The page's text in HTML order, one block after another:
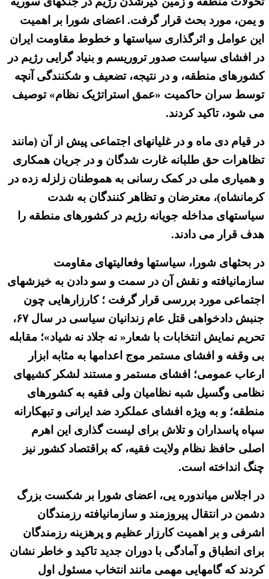
و یمن، مورد بحث قرار گرفت. اعضای شورا بر اهمیت
این عوامل و اثرگذاری سیاستها و خطوط مقاومت ایران
در افشای سیاست صدور تروریسم و بنیاد گرایی رژیم در
کشورهای منطقه، و در نتیجه، تضعیف و شکنندگی آنچه
توسط سران حاکمیت «عمق استراتژیک نظام» توصیف
می شود، تاکید کردند.
در قیام دی ماه و در غلیانهای اجتماعی پیش از آن (مانند
تظاهرات حق طلبانه غارت شدگان و در جریان همکاری
و همیاری ملی در کمک رسانی به هموطنان زلزله زده در
کرمانشاه)، معترضان و تظاهر کنندگان به شدت
سیاستهای مداخله جویانه رژیم در کشورهای منطقه را
هدف قرار می دادند.
در بحثهای شورا، سیاستها وفعالیتهای مقاومت
سازمانیافته و نقش آن در سمت و سو دادن به خیزشهای
اجتماعی مورد بررسی قرار گرفت ؛ کارزارهایی چون
جنبش دادخواهی قتل عام زندانیان سیاسی در سال ۶۷،
تحریم نمایش انتخابات با شعار« نه جلاد نه شیاد»؛ مقابله
بی وقفه و افشای مستمر موج اعدامها به مثابه ابزار
ارعاب عمومی؛ افشای مستمر و مستند لشکر کشیهای
نظامی وگسیل شبه نظامیان ولی فقیه به کشورهای
منطقه؛ و به ویژه افشای عملکرد ضد ایرانی و تبهکارانه
سپاه پاسداران و تلاش برای لیست گذاری این اهرم
اصلی حافظ نظام ولایت فقیه، که براقتصاد کشور نیز
چنگ انداخته است.
در اجلاس میاندوره یی، اعضای شورا بر شکست بزرگ
دشمن در انتقال پیروزمند و سازمانیافته رزمندگان
اشرفی و بر اهمیت کارزار عظیم و پرهزینه رزمندگان
برای‌ انطباق و آمادگی با دوران جدید تاکید و خاطر نشان
کردند که گامهایی مهمی مانند انتخاب مسئول اول